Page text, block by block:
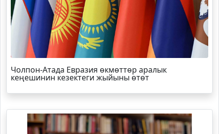
Чолпон-Атада Евразия өкмөттөр аралык
кеңешинин кезектеги жыйыны өтөт